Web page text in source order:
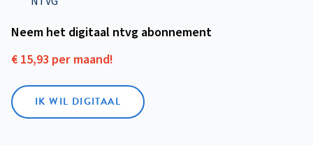
Neem het digitaal ntvg abonnement
€ 15,93 per maand!
IK WIL DIGITAAL